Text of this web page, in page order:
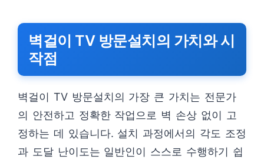
벽걸이 TV 방문설치의 가치와 시
작점
벽걸이 TV 방문설치의 가장 큰 가치는 전문가
의 안전하고 정확한 작업으로 벽 손상 없이 고
정하는 데 있습니다. 설치 과정에서의 각도 조정
과 도달 난이도는 일반인이 스스로 수행하기 쉽